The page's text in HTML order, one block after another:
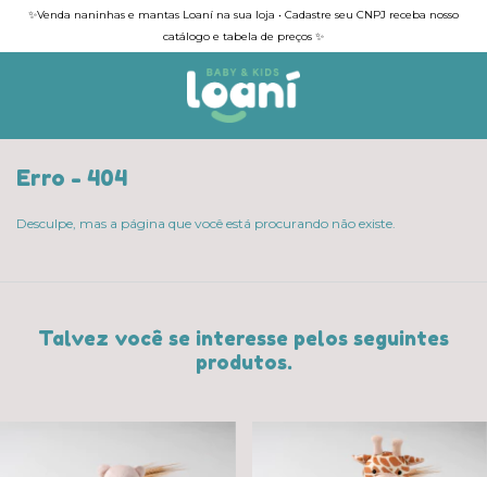
✨Venda naninhas e mantas Loaní na sua loja • Cadastre seu CNPJ receba nosso
catálogo e tabela de preços ✨
Erro - 404
Desculpe, mas a página que você está procurando não existe.
Talvez você se interesse pelos seguintes
produtos.